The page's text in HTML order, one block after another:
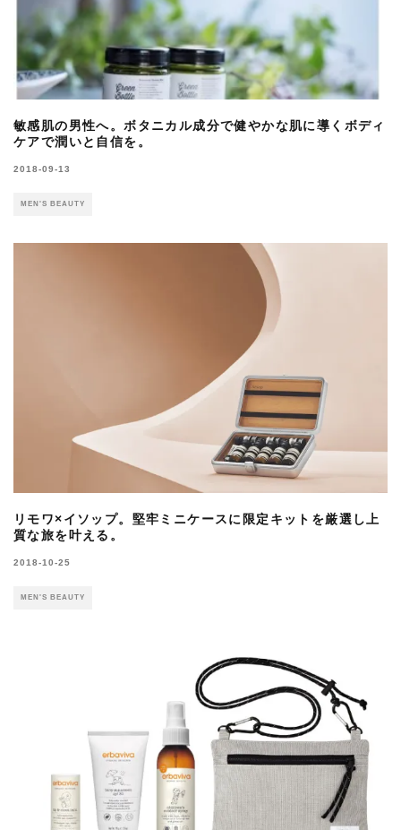
敏感肌の男性へ。ボタニカル成分で健やかな肌に導くボディ
ケアで潤いと自信を。
2018-09-13
MEN'S BEAUTY
リモワ×イソップ。堅牢ミニケースに限定キットを厳選し上
質な旅を叶える。
2018-10-25
MEN'S BEAUTY